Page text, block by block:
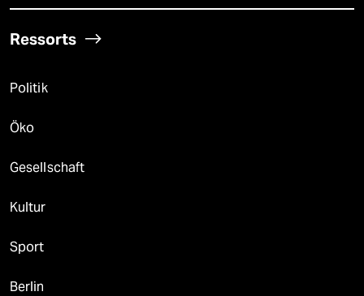
Ressorts
Politik
Öko
Gesellschaft
Kultur
Sport
Berlin